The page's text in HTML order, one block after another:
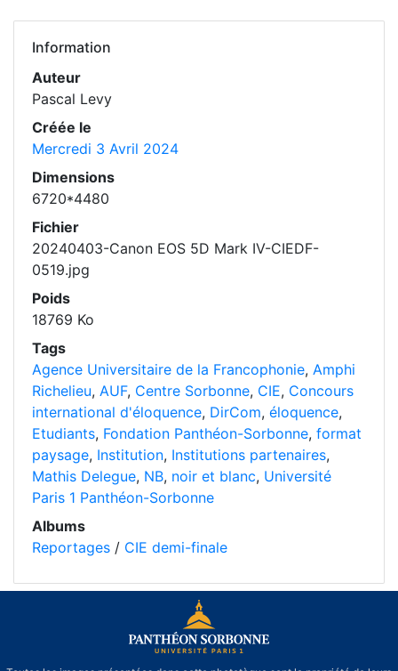
Information
Auteur
Pascal Levy
Créée le
Mercredi 3 Avril 2024
Dimensions
6720*4480
Fichier
20240403-Canon EOS 5D Mark IV-CIEDF-
0519.jpg
Poids
18769 Ko
Tags
Agence Universitaire de la Francophonie, Amphi
Richelieu, AUF, Centre Sorbonne, CIE, Concours
international d'éloquence, DirCom, éloquence,
Etudiants, Fondation Panthéon-Sorbonne, format
paysage, Institution, Institutions partenaires,
Mathis Delegue, NB, noir et blanc, Université
Paris 1 Panthéon-Sorbonne
Albums
Reportages / CIE demi-finale